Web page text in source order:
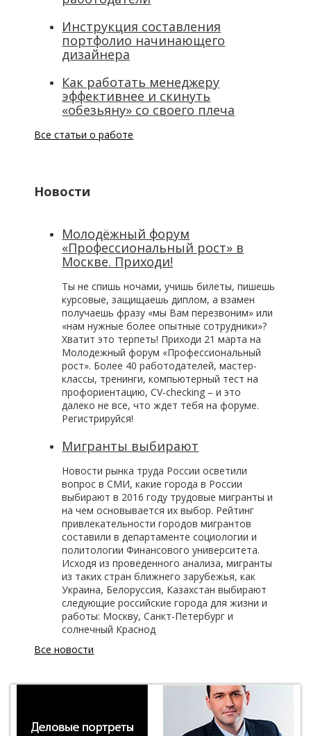
Инструкция составления
портфолио начинающего
дизайнера
Как работать менеджеру
эффективнее и скинуть
«обезьяну» со своего плеча
Все статьи о работе
Новости
Молодёжный форум
«Профессиональный рост» в
Москве. Приходи!
Ты не спишь ночами, учишь билеты, пишешь
курсовые, защищаешь диплом, а взамен
получаешь фразу «мы Вам перезвоним» или
«нам нужные более опытные сотрудники»?
Хватит это терпеть! Приходи 21 марта на
Молодежный форум «Профессиональный
рост». Более 40 работодателей, мастер-
классы, тренинги, компьютерный тест на
профориентацию, CV-checking – и это
далеко не все, что ждет тебя на форуме.
Регистрируйся!
Мигранты выбирают
Новости рынка труда России осветили
вопрос в СМИ, какие города в России
выбирают в 2016 году трудовые мигранты и
на чем основывается их выбор. Рейтинг
привлекательности городов мигрантов
составили в департаменте социологии и
политологии Финансового университета.
Исходя из проведенного анализа, мигранты
из таких стран ближнего зарубежья, как
Украина, Белоруссия, Казахстан выбирают
следующие российские города для жизни и
работы: Москву, Санкт-Петербург и
солнечный Краснод
Все новости